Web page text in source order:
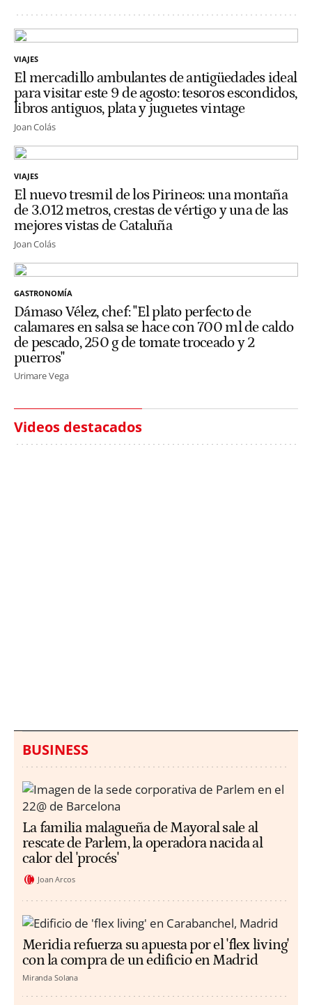
VIAJES
El mercadillo ambulantes de antigüedades ideal
para visitar este 9 de agosto: tesoros escondidos,
libros antiguos, plata y juguetes vintage
Joan Colás
VIAJES
El nuevo tresmil de los Pirineos: una montaña
de 3.012 metros, crestas de vértigo y una de las
mejores vistas de Cataluña
Joan Colás
GASTRONOMÍA
Dámaso Vélez, chef: "El plato perfecto de
calamares en salsa se hace con 700 ml de caldo
de pescado, 250 g de tomate troceado y 2
puerros"
Urimare Vega
Videos destacados
BUSINESS
La familia malagueña de Mayoral sale al
rescate de Parlem, la operadora nacida al
calor del 'procés'
Joan Arcos
Meridia refuerza su apuesta por el 'flex living'
con la compra de un edificio en Madrid
Miranda Solana